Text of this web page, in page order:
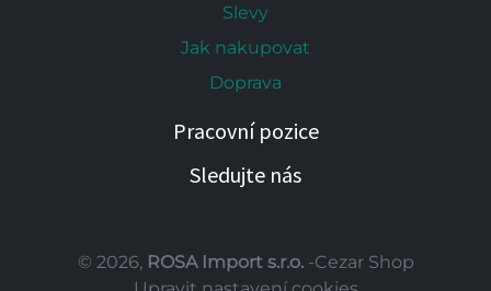
Slevy
Jak nakupovat
Doprava
Pracovní pozice
Sledujte nás
© 2026, ROSA Import s.r.o.-Cezar Shop